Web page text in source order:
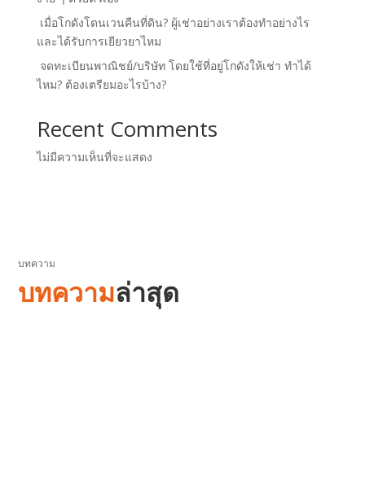
เมื่อโกดังโดนเวนคืนที่ดิน? ผู้เช่าอย่างเราต้องทำอย่างไร
และได้รับการเยียวยาไหม
จดทะเบียนพาณิชย์/บริษัท โดยใช้ที่อยู่โกดังให้เช่า ทำได้
ไหม? ต้องเตรียมอะไรบ้าง?
Recent Comments
ไม่มีความเห็นที่จะแสดง
บทความ
บทความล่าสุด